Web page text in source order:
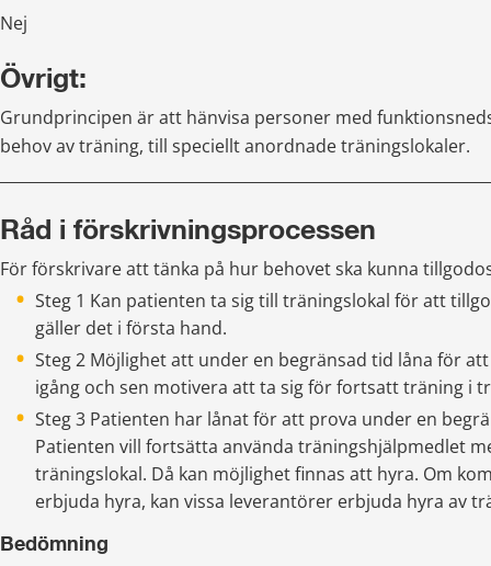
Nej
Övrigt:
Grundprincipen är att hänvisa personer med
behov av träning, till speciellt anordnade träningslokaler.
Råd i förskrivningsprocessen
För förskrivare att tänka på hur behovet ska kunna
Steg 1 Kan patienten ta sig till träningslokal för att
gäller det i första hand.
Steg 2 Möjlighet att under en begränsad tid låna för
igång och sen motivera att ta sig för fortsatt träning i
Steg 3 Patienten har lånat för att prova under en
Patienten vill fortsätta använda träningshjälpmedlet
träningslokal. Då kan möjlighet finnas att hyra. Om
erbjuda hyra, kan vissa leverantörer erbjuda hyra av
Bedömning